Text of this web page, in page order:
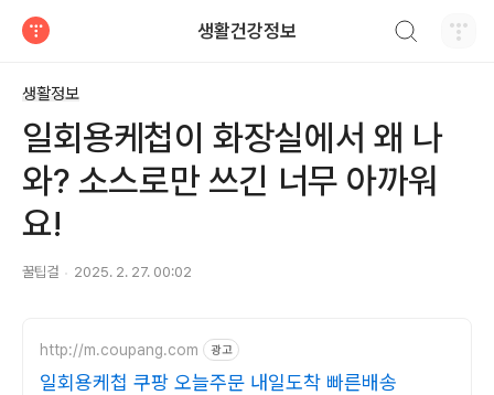
생활건강정보
생활정보
일회용케첩이 화장실에서 왜 나
와? 소스로만 쓰긴 너무 아까워
요!
꿀팁걸 2025. 2. 27. 00:02
http://m.coupang.com 광고
일회용케첩 쿠팡 오늘주문 내일도착 빠른배송